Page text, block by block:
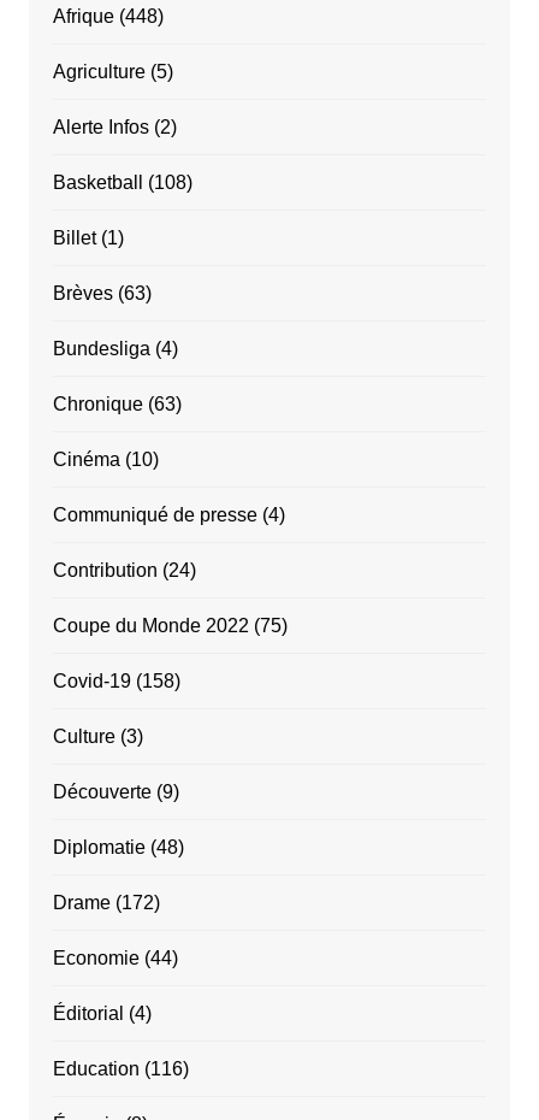
Afrique(448)
Agriculture(5)
Alerte Infos(2)
Basketball (108)
Billet(1)
Brèves(63)
Bundesliga (4)
Chronique(63)
Cinéma (10)
Communiqué de presse(4)
Contribution (24)
Coupe du Monde 2022 (75)
Covid-19(158)
Culture(3)
Découverte(9)
Diplomatie(48)
Drame(172)
Economie(44)
Éditorial (4)
Education (116)